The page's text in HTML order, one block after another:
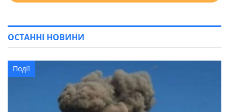
ОСТАННІ НОВИНИ
Події